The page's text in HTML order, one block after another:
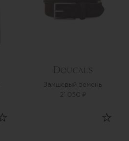
Замшевый ремень
21 050 ₽